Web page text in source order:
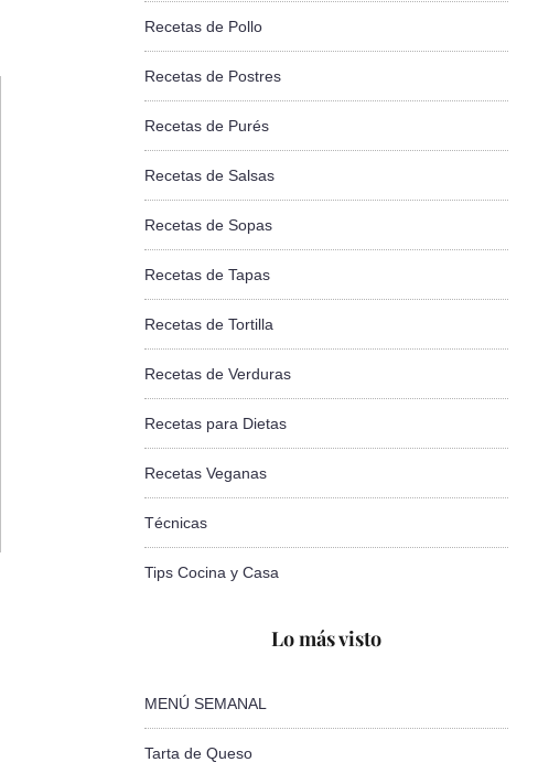
Recetas de Pollo
Recetas de Postres
Recetas de Purés
Recetas de Salsas
Recetas de Sopas
Recetas de Tapas
Recetas de Tortilla
Recetas de Verduras
Recetas para Dietas
Recetas Veganas
Técnicas
Tips Cocina y Casa
Lo más visto
MENÚ SEMANAL
Tarta de Queso